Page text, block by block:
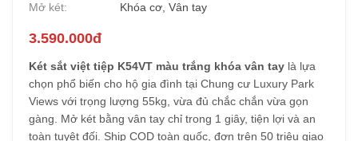
Mở két:
Khóa cơ, Vân tay
3.590.000đ
Két sắt việt tiệp K54VT màu trắng khóa vân tay là lựa
chọn phổ biến cho hộ gia đình tại Chung cư Luxury Park
Views với trọng lượng 55kg, vừa đủ chắc chắn vừa gọn
gàng. Mở két bằng vân tay chỉ trong 1 giây, tiện lợi và an
toàn tuyệt đối. Ship COD toàn quốc, đơn trên 50 triệu giao